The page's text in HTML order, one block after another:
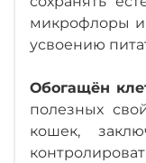
микрофлоры и
усвоению
Обогащён
полезных
кошек,